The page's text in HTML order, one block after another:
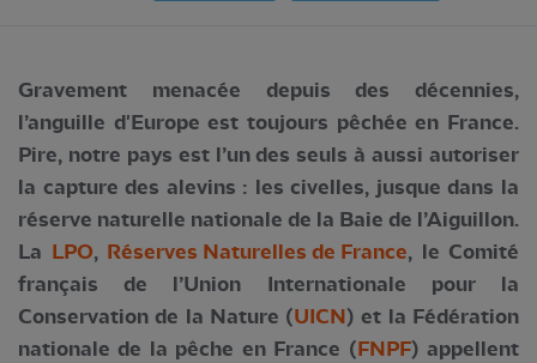
Gravement menacée depuis des décennies,
l’anguille d'Europe est toujours pêchée en France.
Pire, notre pays est l’un des seuls à aussi autoriser
la capture des alevins : les civelles, jusque dans la
réserve naturelle nationale de la Baie de l’Aiguillon.
La LPO, Réserves Naturelles de France, le Comité
français de l’Union Internationale pour la
Conservation de la Nature (UICN) et la Fédération
nationale de la pêche en France (FNPF) appellent